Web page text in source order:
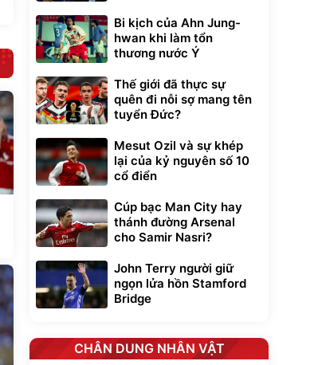
Bi kịch của Ahn Jung-
hwan khi làm tổn
thương nước Ý
Thế giới đã thực sự
quên đi nỗi sợ mang tên
tuyển Đức?
Mesut Ozil và sự khép
lại của kỷ nguyên số 10
cổ điển
Cúp bạc Man City hay
thánh đường Arsenal
cho Samir Nasri?
John Terry người giữ
ngọn lửa hồn Stamford
Bridge
CHÂN DUNG NHÂN VẬT